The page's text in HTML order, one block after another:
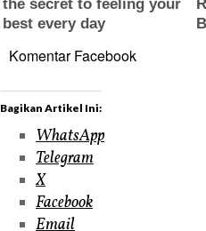
Komentar Facebook
Bagikan Artikel Ini:
WhatsApp
Telegram
X
Facebook
Email